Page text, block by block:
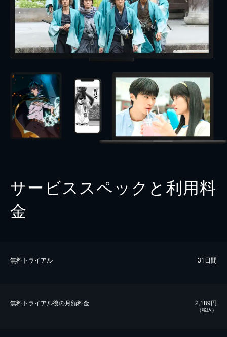
サービススペックと利用料
金
無料トライアル 31日間
無料トライアル後の⽉額料金 2,189円
（税込）